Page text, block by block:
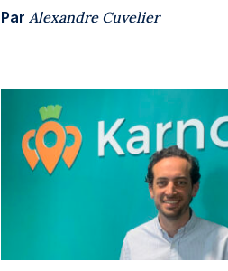
Par Alexandre Cuvelier